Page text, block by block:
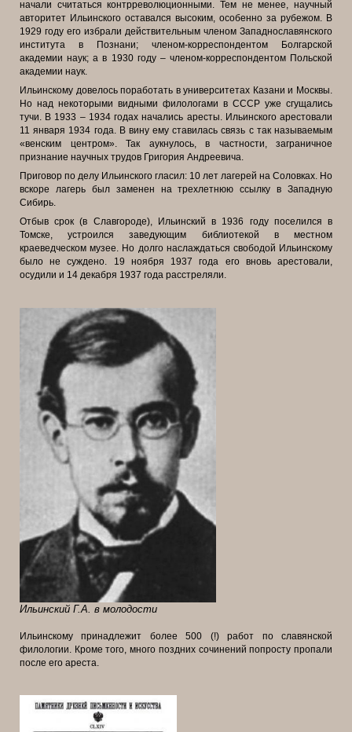
начали считаться контрреволюционными. Тем не менее, научный
авторитет Ильинского оставался высоким, особенно за рубежом. В
1929 году его избрали действительным членом Западнославянского
института в Познани; членом-корреспондентом Болгарской
академии наук; а в 1930 году – членом-корреспондентом Польской
академии наук.
Ильинскому довелось поработать в университетах Казани и Москвы.
Но над некоторыми видными филологами в СССР уже сгущались
тучи. В 1933 – 1934 годах начались аресты. Ильинского арестовали
11 января 1934 года. В вину ему ставилась связь с так называемым
«венским центром». Так аукнулось, в частности, заграничное
признание научных трудов Григория Андреевича.
Приговор по делу Ильинского гласил: 10 лет лагерей на Соловках. Но
вскоре лагерь был заменен на трехлетнюю ссылку в Западную
Сибирь.
Отбыв срок (в Славгороде), Ильинский в 1936 году поселился в
Томске, устроился заведующим библиотекой в местном
краеведческом музее. Но долго наслаждаться свободой Ильинскому
было не суждено. 19 ноября 1937 года его вновь арестовали,
осудили и 14 декабря 1937 года расстреляли.
Ильинский Г.А. в молодости
Ильинскому принадлежит более 500 (!) работ по славянской
филологии. Кроме того, много поздних сочинений попросту пропали
после его ареста.